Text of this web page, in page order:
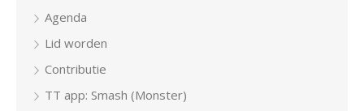
Agenda
Lid worden
Contributie
TT app: Smash (Monster)